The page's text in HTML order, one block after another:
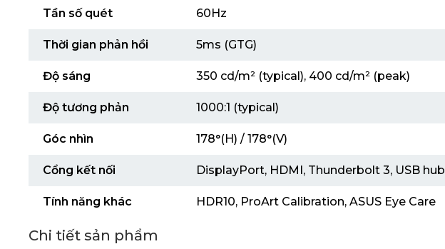
Tần số quét 60Hz
Thời gian phản hồi 5ms (GTG)
Độ sáng 350 cd/m² (typical), 400 cd/m² (peak)
Độ tương phản 1000:1 (typical)
Góc nhìn 178°(H) / 178°(V)
Cổng kết nối DisplayPort, HDMI, Thunderbolt 3, USB hub
Tính năng khác HDR10, ProArt Calibration, ASUS Eye Care
Chi tiết sản phẩm